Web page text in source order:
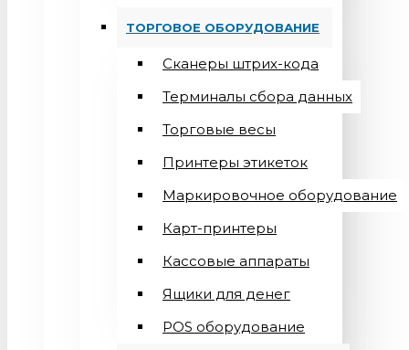
ТОРГОВОЕ ОБОРУДОВАНИЕ
Сканеры штрих-кода
Терминалы сбора данных
Торговые весы
Принтеры этикеток
Маркировочное оборудование
Карт-принтеры
Кассовые аппараты
Ящики для денег
POS оборудование